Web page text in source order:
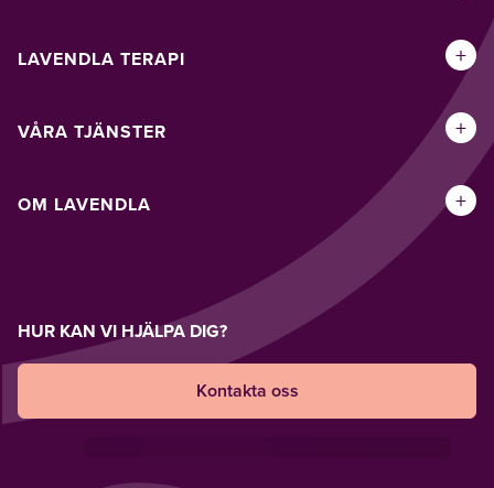
LAVENDLA TERAPI +
VÅRA TJÄNSTER +
OM LAVENDLA +
HUR KAN VI HJÄLPA DIG?
Kontakta oss